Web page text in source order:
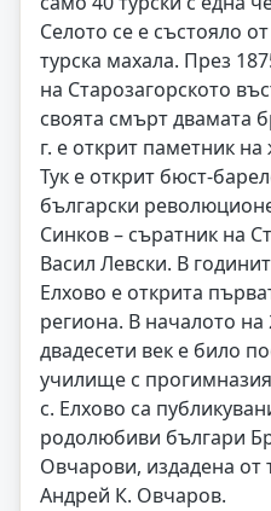
Селото се е състояло
турска махала. През
на Старозагорското
своята смърт двамата
г. е открит паметник
Тук е открит бюст-
български
Синков – съратник на
Васил Левски. В
Елхово е открита
региона. В началото на
двадесети век е било
училище с
с. Елхово са
родолюбиви българи
Овчарови, издадена от
Андрей К. Овчаров.